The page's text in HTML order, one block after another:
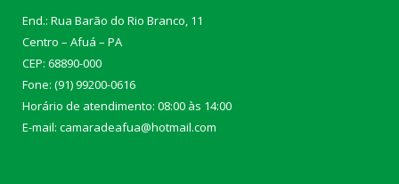
End.: Rua Barão do Rio Branco, 11
Centro – Afuá – PA
CEP: 68890-000
Fone: (91) 99200-0616
Horário de atendimento: 08:00 às 14:00
E-mail: camaradeafua@hotmail.com